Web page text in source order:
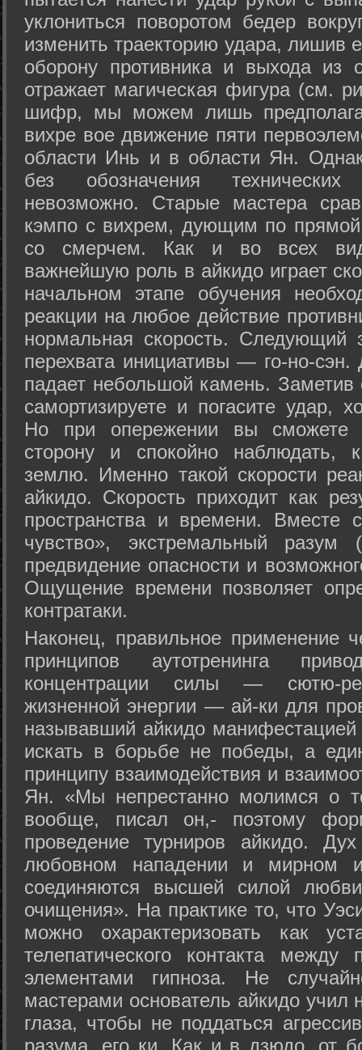
уклониться поворотом бедер
изменить траекторию удара, лишив
оборону противника и выхода из
отражает магическая фигура (см.
шифр, мы можем лишь
вихре вое движение пяти
области Инь и в области Ян.
без обозначения
невозможно. Старые мастера
кэмпо с вихрем, дующим по
со смерчем. Как и во всех
важнейшую роль в айкидо играет
начальном этапе обучения
реакции на любое действие
нормальная скорость.
перехвата инициативы — го-но-
падает небольшой камень.
самортизируете и погасите удар,
Но при опережении вы сможете
сторону и спокойно наблюдать,
землю. Именно такой скорости
айкидо. Скорость приходит как
пространства и времени. Вместе
чувство», экстремальный разум
предвидение опасности и
Ощущение времени позволяет
контратаки.
Наконец, правильное применение
принципов аутотренинга
концентрации силы — сютю-
жизненной энергии — ай-ки для
называвший айкидо
искать в борьбе не победы, а
принципу взаимодействия и
Ян. «Мы непрестанно молимся о
вообще, писал он,- поэтому
проведение турниров айкидо.
любовном нападении и мирном
соединяются высшей силой
очищения». На практике то, что
можно охарактеризовать как
телепатического контакта между
элементами гипноза. Не
мастерами основатель айкидо учил
глаза, чтобы не поддаться
разума, его ки. Как и в дзюдо, от